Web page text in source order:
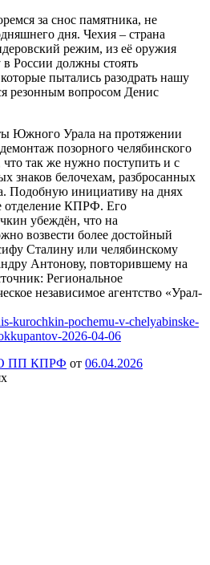
за снос памятника, не
дня. Чехия – страна
режим, из её оружия
России должны стоять
пытались разодрать нашу
резонным вопросом Денис
Южного Урала на протяжении
позорного челябинского
так же нужно поступить и с
знаков белочехам, разбросанных
Подобную инициативу на днях
отделение КПРФ. Его
убеждён, что на
возвести более достойный
Сталину или челябинскому
Антонову, повторившему на
Региональное
независимое агентство «Урал-
kurochkin-pochemu-v-chelyabinske-
2026-04-06
ПП КПРФ от 06.04.2026